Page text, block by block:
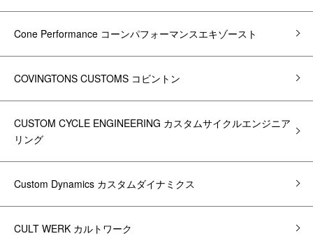
Cone Performance コーンパフォーマンスエキゾースト
COVINGTONS CUSTOMS コビントン
CUSTOM CYCLE ENGINEERING カスタムサイクルエンジニア
リング
Custom Dynamics カスタムダイナミクス
CULT WERK カルトワーク